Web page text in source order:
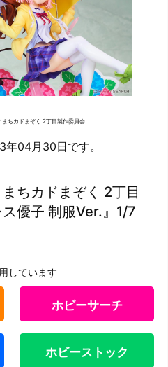
ちカドまぞく 2丁目製作委員会
04月30日です。
まちカドまぞく 2丁目
ス優子 制服Ver.』1/7
しています
ホビーサーチ
ホビーストック